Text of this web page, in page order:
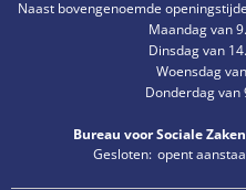
Naast bovengenoemde
Maandag van
Dinsdag van
Woensdag
Donderdag van
Bureau voor Sociale
Klik om extra openings-
Gesloten: opent